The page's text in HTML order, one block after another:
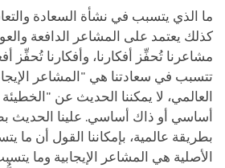
ما الذي يتسبب في نشأة السعادة
كذلك يعتمد على المشاعر الدافعة
مشاعرنا تُحفِّز أفكارنا، وأفكارنا تُحفِّز
تتسبب في سعادتنا هي "المشاعر
العالمي، لا يمكننا الحديث عن
أساسي أو ذاك أساسي. علينا الحديث
بطريقة عالمية، بإمكاننا القول أن ما
الأصلية هي المشاعر الإيجابية وما